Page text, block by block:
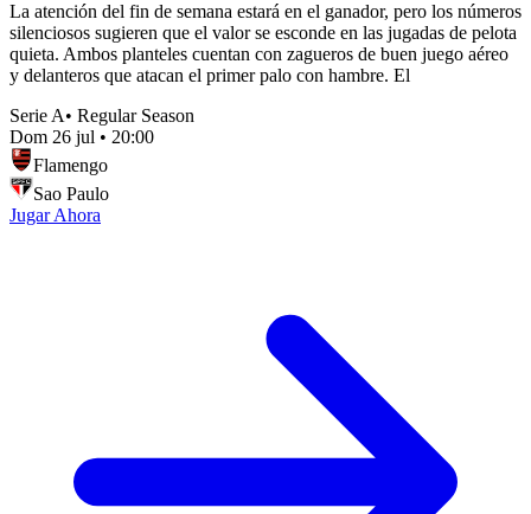
La atención del fin de semana estará en el ganador, pero los números
silenciosos sugieren que el valor se esconde en las jugadas de pelota
quieta. Ambos planteles cuentan con zagueros de buen juego aéreo
y delanteros que atacan el primer palo con hambre. El
Serie A• Regular Season
Dom 26 jul • 20:00
Flamengo
Sao Paulo
Jugar Ahora